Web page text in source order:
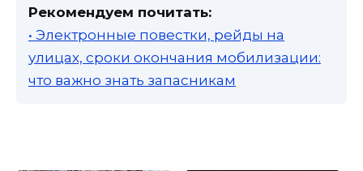
Рекомендуем почитать:
• Электронные повестки, рейды на
улицах, сроки окончания мобилизации:
что важно знать запасникам